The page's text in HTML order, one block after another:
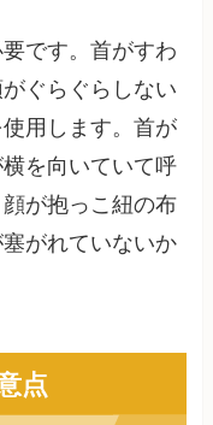
です。首がすわ
ぐらぐらしない
用します。首が
を向いていて呼
が抱っこ紐の布
がれていないか
点